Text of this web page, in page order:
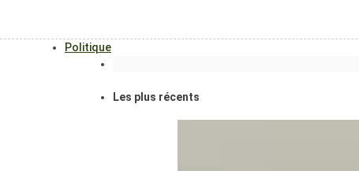
Politique
Les plus récents